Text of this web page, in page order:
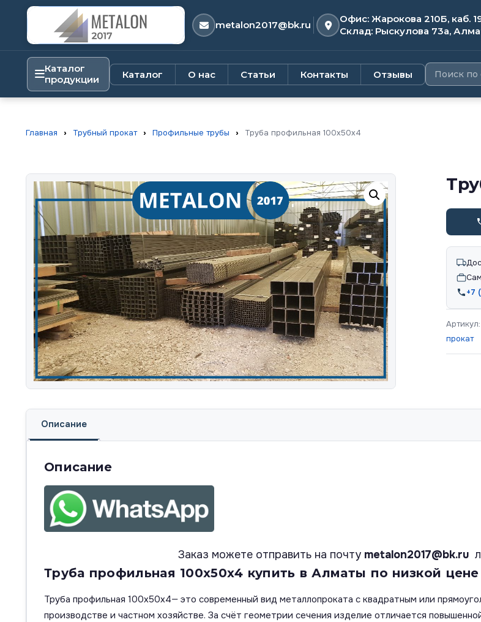
metalon2017@bk.ru
Офис: Жарокова 210Б, каб.
Склад: Рыскулова 73а,
Каталог
продукции
Каталог О нас Статьи Контакты Отзывы
Главная › Трубный прокат › Профильные трубы › Труба профильная 100х50х4
+7
Артикул:
прокат
Описание
Описание
Заказ можете отправить на почту metalon2017@bk.ru
Труба профильная 100х50х4 купить в Алматы по низкой
Труба профильная 100х50х4— это современный вид металлопроката с квадратным или
производстве и частном хозяйстве. За счёт геометрии сечения изделие отличается